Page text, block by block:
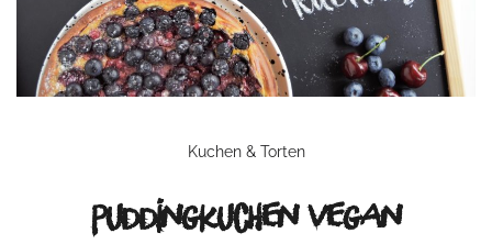
Kuchen & Torten
Puddingkuchen vegan